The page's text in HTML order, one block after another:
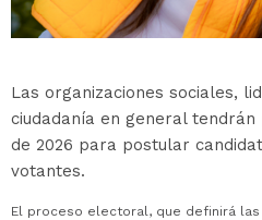
Las organizaciones sociales,
ciudadanía en general tendrán
de 2026 para postular
votantes.
El proceso electoral, que definirá